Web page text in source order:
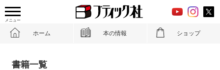
メニュー
ホーム 本の情報 ショップ
書籍一覧